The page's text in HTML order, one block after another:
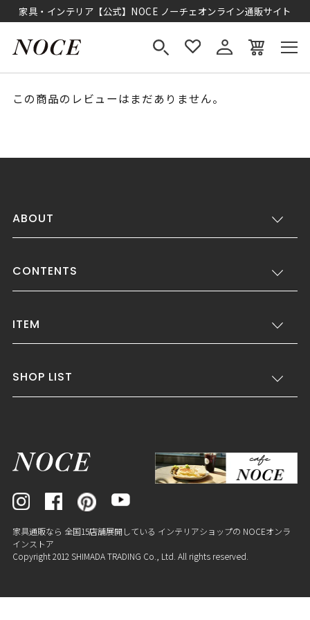
家具・インテリア【公式】NOCE ノーチェオンライン通販サイト
この商品のレビューはまだありません。
ABOUT
CONTENTS
ITEM
SHOP LIST
家具通販なら 全国15店舗展開している インテリアショップの NOCEオンラ
インストア
Copyright 2012 SHIMADA TRADING Co., Ltd. All rights reserved.